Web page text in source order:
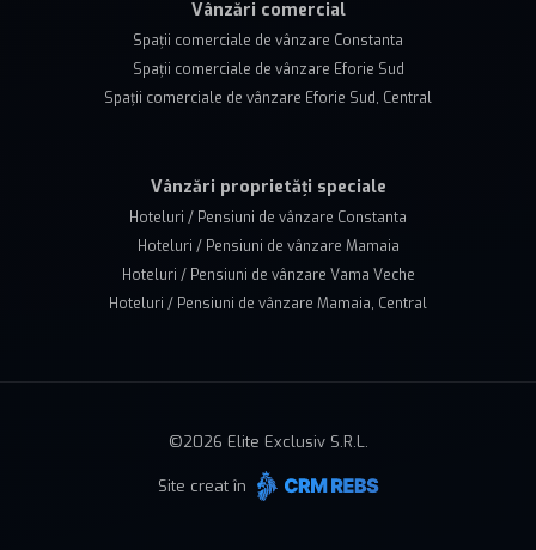
Vânzări comercial
Spații comerciale de vânzare Constanta
Spații comerciale de vânzare Eforie Sud
Spații comerciale de vânzare Eforie Sud, Central
Vânzări proprietăți speciale
Hoteluri / Pensiuni de vânzare Constanta
Hoteluri / Pensiuni de vânzare Mamaia
Hoteluri / Pensiuni de vânzare Vama Veche
Hoteluri / Pensiuni de vânzare Mamaia, Central
©2026 Elite Exclusiv S.R.L.
Site creat în